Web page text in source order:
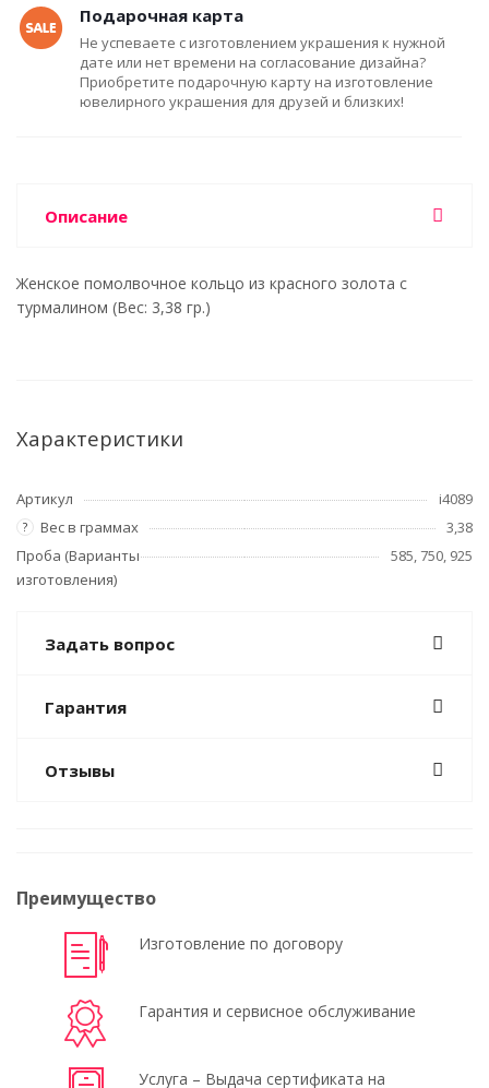
Подарочная карта
Не успеваете с изготовлением украшения к нужной
дате или нет времени на согласование дизайна?
Приобретите подарочную карту на изготовление
ювелирного украшения для друзей и близких!
Описание
Женское помолвочное кольцо из красного золота с
турмалином (Вес: 3,38 гр.)
Характеристики
Артикул i4089
? Вес в граммах
3,38
Проба (Варианты
изготовления)
585, 750, 925
Задать вопрос
Гарантия
Отзывы
Преимущество
Изготовление по договору
Гарантия и сервисное обслуживание
Услуга – Выдача сертификата на